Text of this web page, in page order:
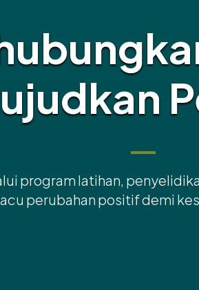
program latihan,
perubahan positif demi